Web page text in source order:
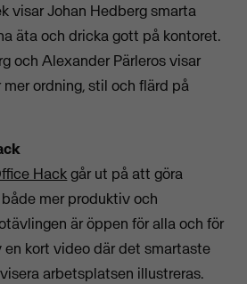
visar Johan Hedberg smarta
äta och dricka gott på kontoret.
och Alexander Pärleros visar
ordning, stil och flärd på
Hackgår ut på att göra
mer produktiv och
är öppen för alla och för
kort video där det smartaste
arbetsplatsen illustreras.